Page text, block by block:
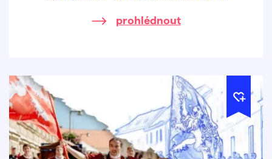
prohlédnout